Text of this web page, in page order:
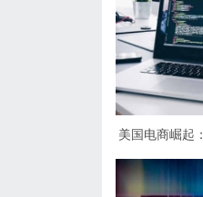
美国电商崛起